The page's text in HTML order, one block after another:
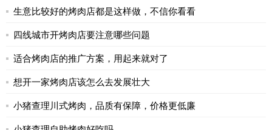
生意比较好的烤肉店都是这样做，不信你看看
四线城市开烤肉店要注意哪些问题
适合烤肉店的推广方案，用起来就对了
想开一家烤肉店该怎么去发展壮大
小猪查理川式烤肉，品质有保障，价格更低廉